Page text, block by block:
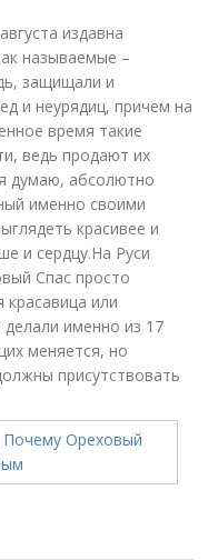
издавна
называемые –
защищали и
и неурядиц, причем на
время такие
ведь продают их
думаю, абсолютно
именно своими
красивее и
и сердцу.На Руси
Спас просто
или
именно из 17
меняется, но
присутствовать